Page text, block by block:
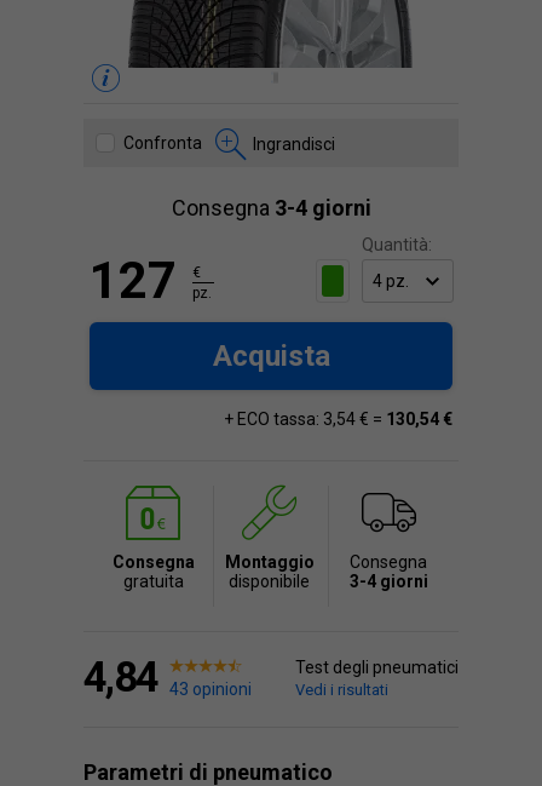
Confronta Ingrandisci
Consegna 3-4 giorni
Quantità:
127
€
pz.
Acquista
+ ECO tassa: 3,54 € = 130,54 €
Consegna
gratuita
Montaggio
disponibile
Consegna
3-4 giorni
4,84 43 opinioni
Test degli pneumatici
Vedi i risultati
Parametri di pneumatico